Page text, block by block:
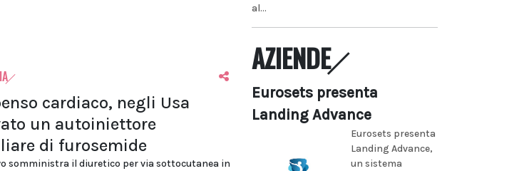
cardiaco, negli Usa
un autoiniettore
di furosemide
somministra il diuretico per via sottocutanea in
al...
AZIENDE
Eurosets presenta
Landing Advance
Eurosets presenta
Landing Advance,
un sistema